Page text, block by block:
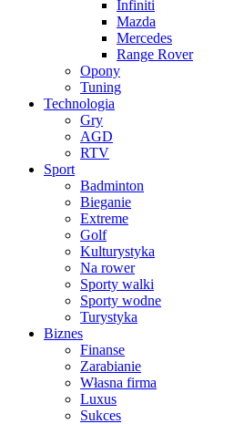
Infiniti
Mazda
Mercedes
Range Rover
Opony
Tuning
Technologia
Gry
AGD
RTV
Sport
Badminton
Bieganie
Extreme
Golf
Kulturystyka
Na rower
Sporty walki
Sporty wodne
Turystyka
Biznes
Finanse
Zarabianie
Własna firma
Luxus
Sukces